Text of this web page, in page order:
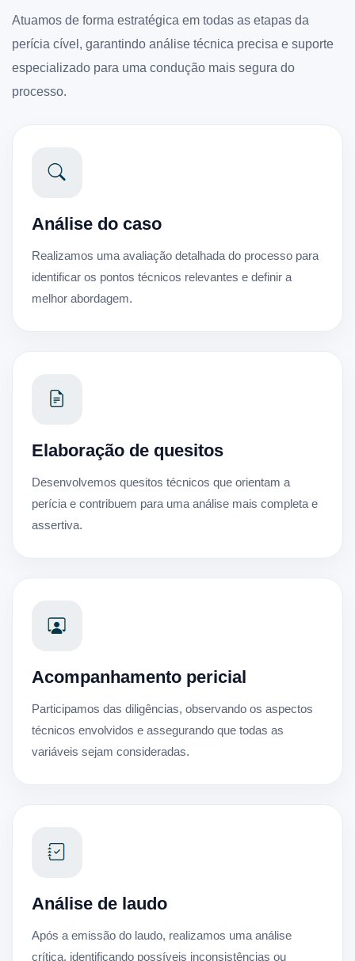
Atuamos de forma estratégica em todas as etapas da
perícia cível, garantindo análise técnica precisa e suporte
especializado para uma condução mais segura do
processo.
Análise do caso
Realizamos uma avaliação detalhada do processo para
identificar os pontos técnicos relevantes e definir a
melhor abordagem.
Elaboração de quesitos
Desenvolvemos quesitos técnicos que orientam a
perícia e contribuem para uma análise mais completa e
assertiva.
Acompanhamento pericial
Participamos das diligências, observando os aspectos
técnicos envolvidos e assegurando que todas as
variáveis sejam consideradas.
Análise de laudo
Após a emissão do laudo, realizamos uma análise
crítica, identificando possíveis inconsistências ou